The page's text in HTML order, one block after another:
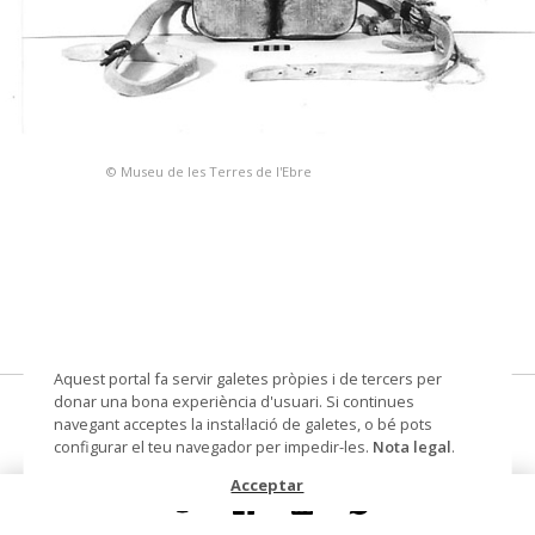
© Museu de les Terres de l'Ebre
selleta
Datació 1960
Aquest portal fa servir galetes pròpies i de tercers per
donar una bona experiència d'usuari. Si continues
navegant acceptes la instal·lació de galetes, o bé pots
configurar el teu navegador per impedir-les. Nota legal.
Acceptar